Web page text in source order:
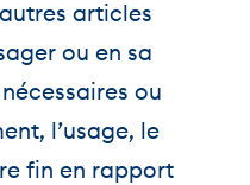
articles
ou en sa
ou
l’usage, le
fin en rapport